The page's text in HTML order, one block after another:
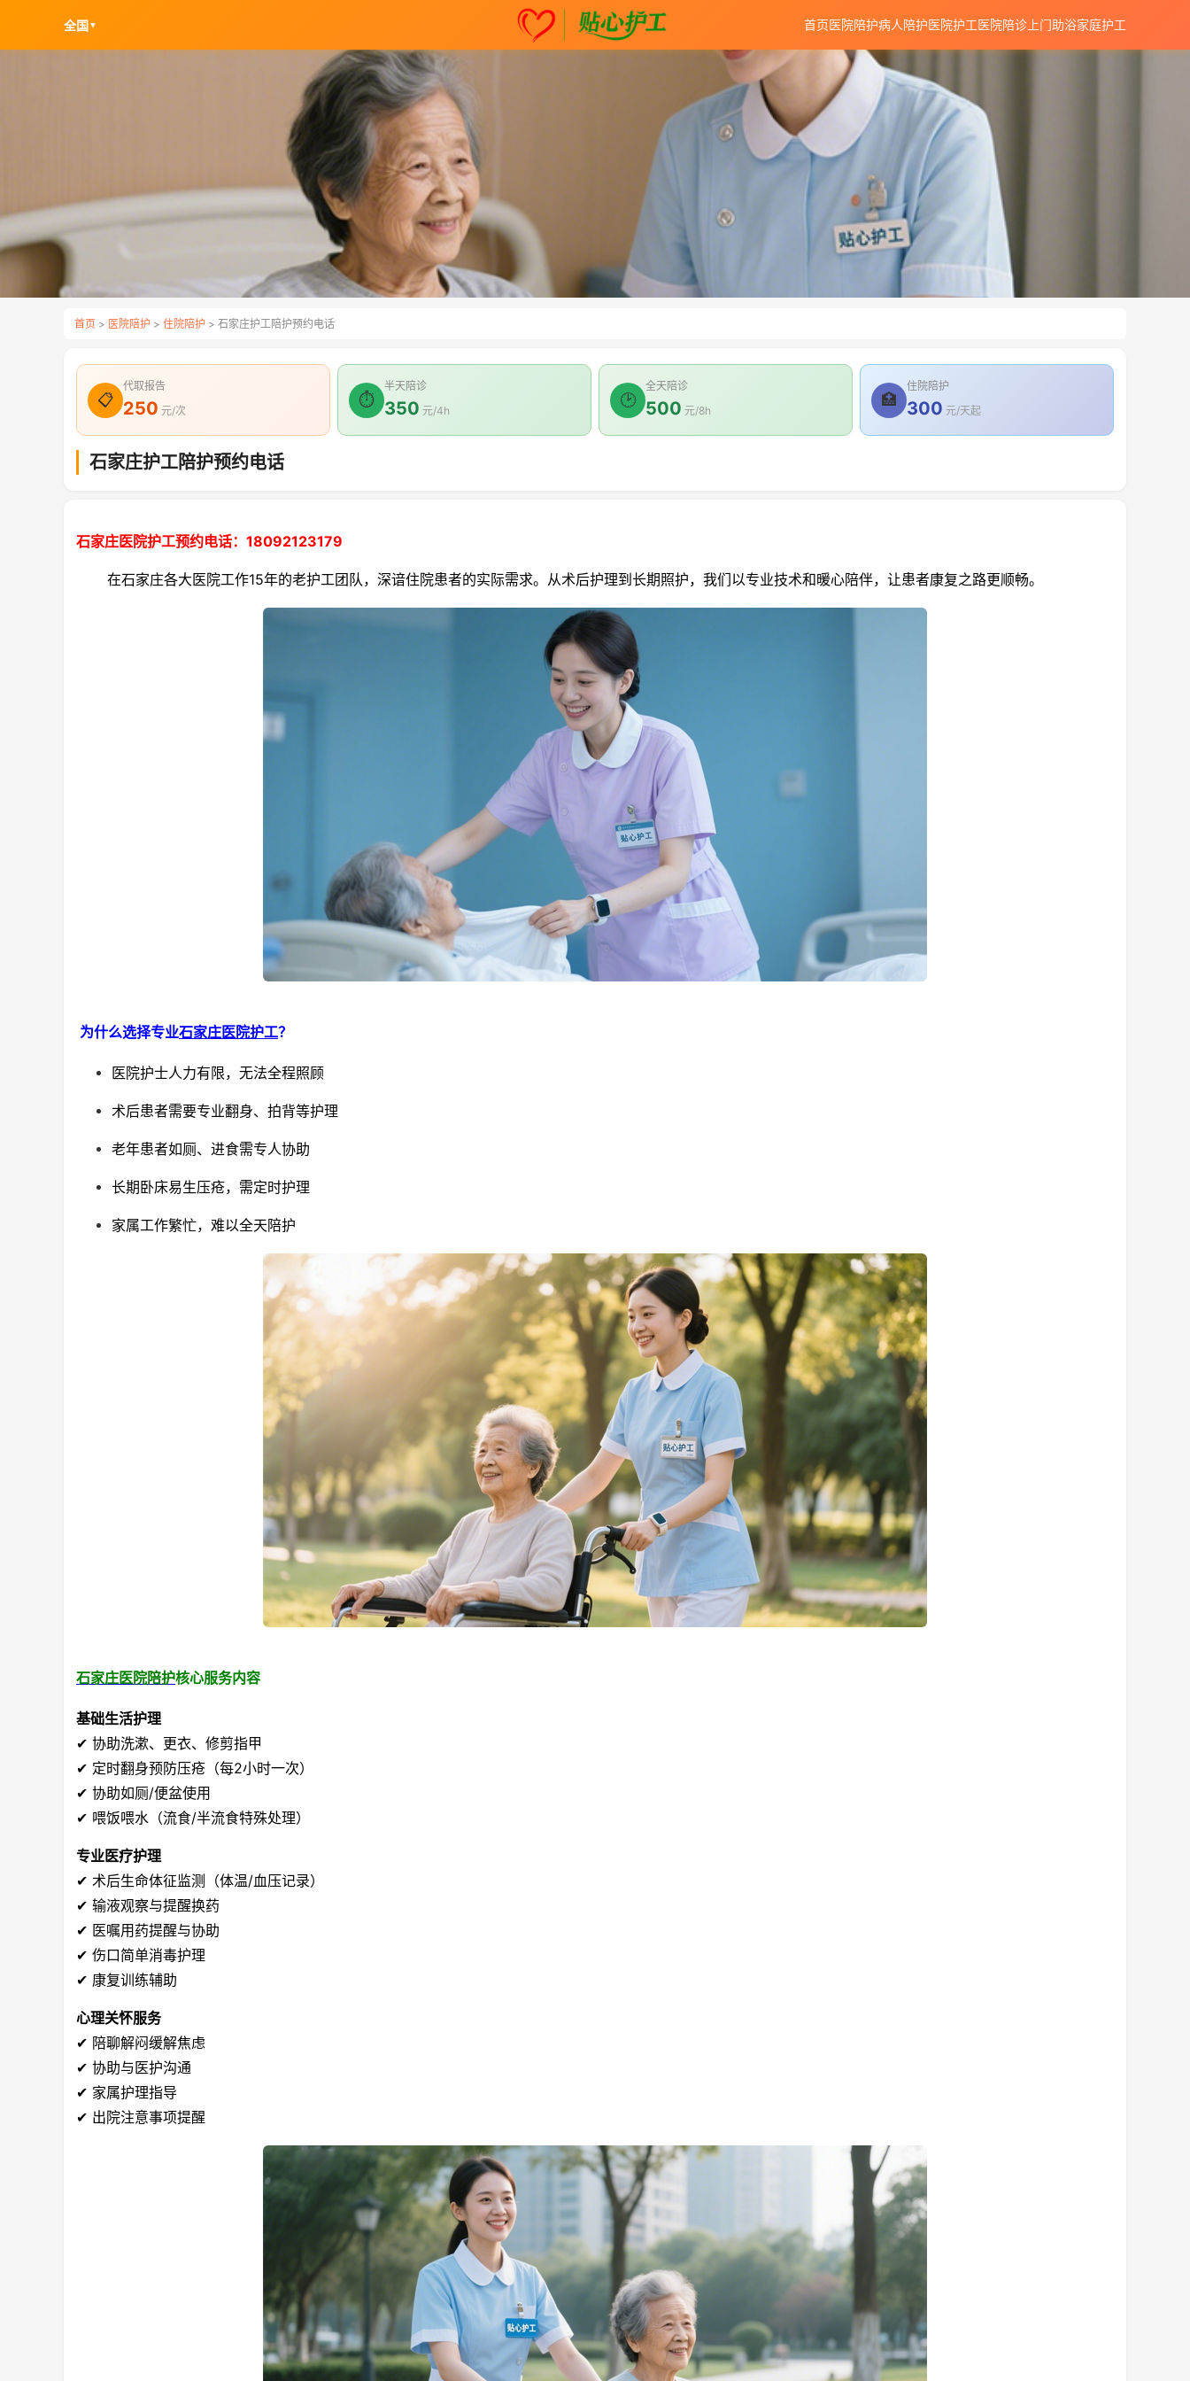
全国 ▼ 首页医院陪护病人陪护医院护工医院陪诊 上门助浴家庭护工
首页 > 医院陪护 > 住院陪护 > 石家庄护工陪护预约电话
📋
代取报告
250 元/次
⏱
半天陪诊
350 元/4h
🕑
全天陪诊
500 元/8h
🏥
住院陪护
300 元/天起
石家庄护工陪护预约电话
石家庄医院护工预约电话：18092123179
在石家庄各大医院工作15年的老护工团队，深谙住院患者的实际需求。从术后护理到长期照护，我们以专业技术和暖心陪伴，让患者康复之路更顺畅。
为什么选择专业石家庄医院护工？
医院护士人力有限，无法全程照顾
术后患者需要专业翻身、拍背等护理
老年患者如厕、进食需专人协助
长期卧床易生压疮，需定时护理
家属工作繁忙，难以全天陪护
石家庄医院陪护核心服务内容
基础生活护理
✔ 协助洗漱、更衣、修剪指甲
✔ 定时翻身预防压疮（每2小时一次）
✔ 协助如厕/便盆使用
✔ 喂饭喂水（流食/半流食特殊处理）
专业医疗护理
✔ 术后生命体征监测（体温/血压记录）
✔ 输液观察与提醒换药
✔ 医嘱用药提醒与协助
✔ 伤口简单消毒护理
✔ 康复训练辅助
心理关怀服务
✔ 陪聊解闷缓解焦虑
✔ 协助与医护沟通
✔ 家属护理指导
✔ 出院注意事项提醒